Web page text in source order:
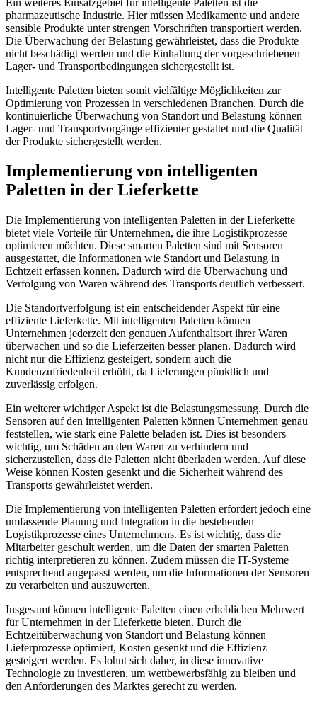
pharmazeutische Industrie. Hier müssen Medikamente und andere
sensible Produkte unter strengen Vorschriften transportiert werden.
Die Überwachung der Belastung gewährleistet, dass die Produkte
nicht beschädigt werden und die Einhaltung der vorgeschriebenen
Lager- und Transportbedingungen sichergestellt ist.
Intelligente Paletten bieten somit vielfältige Möglichkeiten zur
Optimierung von Prozessen in verschiedenen Branchen. Durch die
kontinuierliche Überwachung von Standort und Belastung können
Lager- und Transportvorgänge effizienter gestaltet und die Qualität
der Produkte sichergestellt werden.
Implementierung von intelligenten
Paletten in der Lieferkette
Die Implementierung von intelligenten Paletten in der Lieferkette
bietet viele Vorteile für Unternehmen, die ihre Logistikprozesse
optimieren möchten. Diese smarten Paletten sind mit Sensoren
ausgestattet, die Informationen wie Standort und Belastung in
Echtzeit erfassen können. Dadurch wird die Überwachung und
Verfolgung von Waren während des Transports deutlich verbessert.
Die Standortverfolgung ist ein entscheidender Aspekt für eine
effiziente Lieferkette. Mit intelligenten Paletten können
Unternehmen jederzeit den genauen Aufenthaltsort ihrer Waren
überwachen und so die Lieferzeiten besser planen. Dadurch wird
nicht nur die Effizienz gesteigert, sondern auch die
Kundenzufriedenheit erhöht, da Lieferungen pünktlich und
zuverlässig erfolgen.
Ein weiterer wichtiger Aspekt ist die Belastungsmessung. Durch die
Sensoren auf den intelligenten Paletten können Unternehmen genau
feststellen, wie stark eine Palette beladen ist. Dies ist besonders
wichtig, um Schäden an den Waren zu verhindern und
sicherzustellen, dass die Paletten nicht überladen werden. Auf diese
Weise können Kosten gesenkt und die Sicherheit während des
Transports gewährleistet werden.
Die Implementierung von intelligenten Paletten erfordert jedoch eine
umfassende Planung und Integration in die bestehenden
Logistikprozesse eines Unternehmens. Es ist wichtig, dass die
Mitarbeiter geschult werden, um die Daten der smarten Paletten
richtig interpretieren zu können. Zudem müssen die IT-Systeme
entsprechend angepasst werden, um die Informationen der Sensoren
zu verarbeiten und auszuwerten.
Insgesamt können intelligente Paletten einen erheblichen Mehrwert
für Unternehmen in der Lieferkette bieten. Durch die
Echtzeitüberwachung von Standort und Belastung können
Lieferprozesse optimiert, Kosten gesenkt und die Effizienz
gesteigert werden. Es lohnt sich daher, in diese innovative
Technologie zu investieren, um wettbewerbsfähig zu bleiben und
den Anforderungen des Marktes gerecht zu werden.